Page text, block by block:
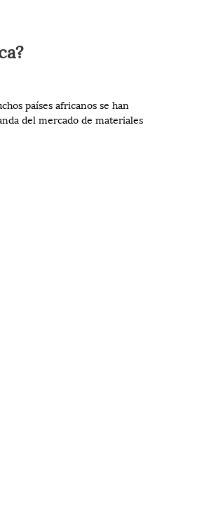
países africanos se han
del mercado de materiales